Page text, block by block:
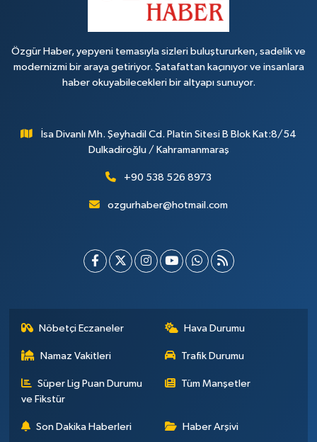
Özgür Haber, yepyeni temasıyla sizleri buluştururken, sadelik ve
modernizmi bir araya getiriyor. Şatafattan kaçınıyor ve insanlara
haber okuyabilecekleri bir altyapı sunuyor.
İsa Divanlı Mh. Şeyhadil Cd. Platin Sitesi B Blok Kat:8/54
Dulkadiroğlu / Kahramanmaraş
+90 538 526 8973
ozgurhaber@hotmail.com
Nöbetçi Eczaneler Hava Durumu
Namaz Vakitleri Trafik Durumu
Süper Lig Puan Durumu
ve Fikstür
Tüm Manşetler
Son Dakika Haberleri Haber Arşivi